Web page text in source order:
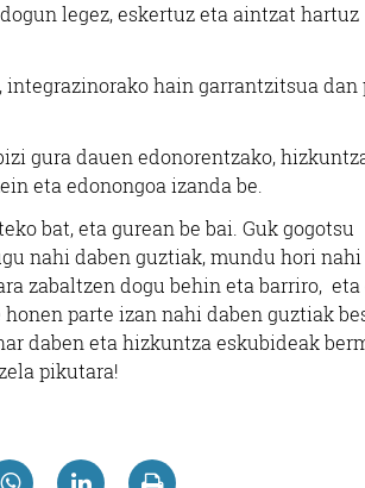
legez, eskertuz eta aintzat hartuz
hain garrantzitsua dan
gura dauen edonorentzako,
eta edonongoa izanda be.
bat, eta gurean be bai. Guk gogotsu
nahi daben guztiak, mundu hori nahi
zabaltzen dogu behin eta barriro, eta
parte izan nahi daben guztiak
daben eta hizkuntza eskubideak
pikutara!